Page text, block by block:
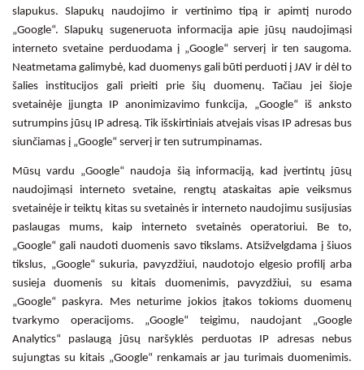
slapukus. Slapukų naudojimo ir vertinimo tipą ir apimtį nurodo
„Google“. Slapukų sugeneruota informacija apie jūsų naudojimąsi
interneto svetaine perduodama į „Google“ serverį ir ten saugoma.
Neatmetama galimybė, kad duomenys gali būti perduoti į JAV ir dėl to
šalies institucijos gali prieiti prie šių duomenų. Tačiau jei šioje
svetainėje įjungta IP anonimizavimo funkcija, „Google“ iš anksto
sutrumpins jūsų IP adresą. Tik išskirtiniais atvejais visas IP adresas bus
siunčiamas į „Google“ serverį ir ten sutrumpinamas.
Mūsų vardu „Google“ naudoja šią informaciją, kad įvertintų jūsų
naudojimąsi interneto svetaine, rengtų ataskaitas apie veiksmus
svetainėje ir teiktų kitas su svetainės ir interneto naudojimu susijusias
paslaugas mums, kaip interneto svetainės operatoriui. Be to,
„Google“ gali naudoti duomenis savo tikslams. Atsižvelgdama į šiuos
tikslus, „Google“ sukuria, pavyzdžiui, naudotojo elgesio profilį arba
susieja duomenis su kitais duomenimis, pavyzdžiui, su esama
„Google“ paskyra. Mes neturime jokios įtakos tokioms duomenų
tvarkymo operacijoms. „Google“ teigimu, naudojant „Google
Analytics“ paslaugą jūsų naršyklės perduotas IP adresas nebus
sujungtas su kitais „Google“ renkamais ar jau turimais duomenimis.